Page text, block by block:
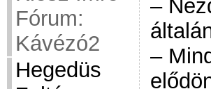
Fórum:
Kávézó2
Hegedüs
–
–